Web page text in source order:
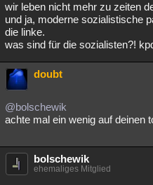
wir leben nicht mehr zu zeiten
und ja, moderne sozialistische
die linke.
was sind für die sozialisten?!
doubt
@bolschewik
achte mal ein wenig auf deinen
bolschewik
ehemaliges Mitglied